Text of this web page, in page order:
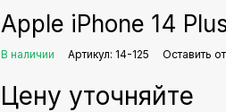
Apple iPhone 14
В наличии Артикул: 14-125 Оставить
Цену уточняйте